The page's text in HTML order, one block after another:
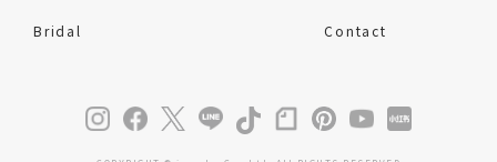
Bridal Contact